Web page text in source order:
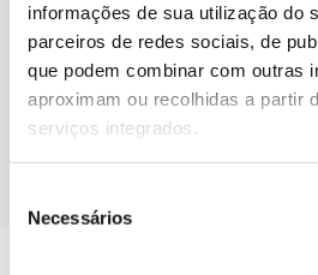
informações de sua utilização do
parceiros de redes sociais, de
que podem combinar com outras
aproximam ou recolhidas a partir
serviços integrados.
Necessários
Informações